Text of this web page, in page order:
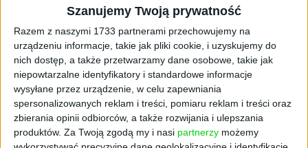
Szanujemy Twoją prywatność
Razem z naszymi 1733 partnerami przechowujemy na
urządzeniu informacje, takie jak pliki cookie, i uzyskujemy do
nich dostęp, a także przetwarzamy dane osobowe, takie jak
niepowtarzalne identyfikatory i standardowe informacje
wysyłane przez urządzenie, w celu zapewniania
spersonalizowanych reklam i treści, pomiaru reklam i treści oraz
zbierania opinii odbiorców, a także rozwijania i ulepszania
produktów. Za Twoją zgodą my i nasi partnerzy możemy
regularnych podwyżek. Bywa to interpretowane
jako roszczeniowość, choć badacze zaznaczają,
że wynika to z większej świadomości rynkowej i
porównywania ofert pracy online.
Niestali
Jedną z głównych obaw pracodawców jest